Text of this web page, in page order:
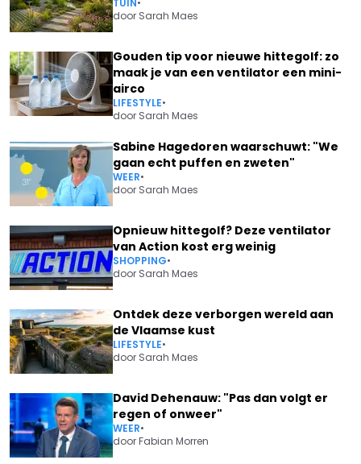
door Sarah Maes
Gouden tip voor nieuwe hittegolf: zo
maak je van een ventilator een mini-
airco
LIFESTYLE•
door Sarah Maes
Sabine Hagedoren waarschuwt: "We
gaan echt puffen en zweten"
WEER•
door Sarah Maes
Opnieuw hittegolf? Deze ventilator
van Action kost erg weinig
SHOPPING•
door Sarah Maes
Ontdek deze verborgen wereld aan
de Vlaamse kust
LIFESTYLE•
door Sarah Maes
David Dehenauw: "Pas dan volgt er
regen of onweer"
WEER•
doorFabian Morren